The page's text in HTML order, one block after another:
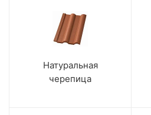
Натуральная
черепица